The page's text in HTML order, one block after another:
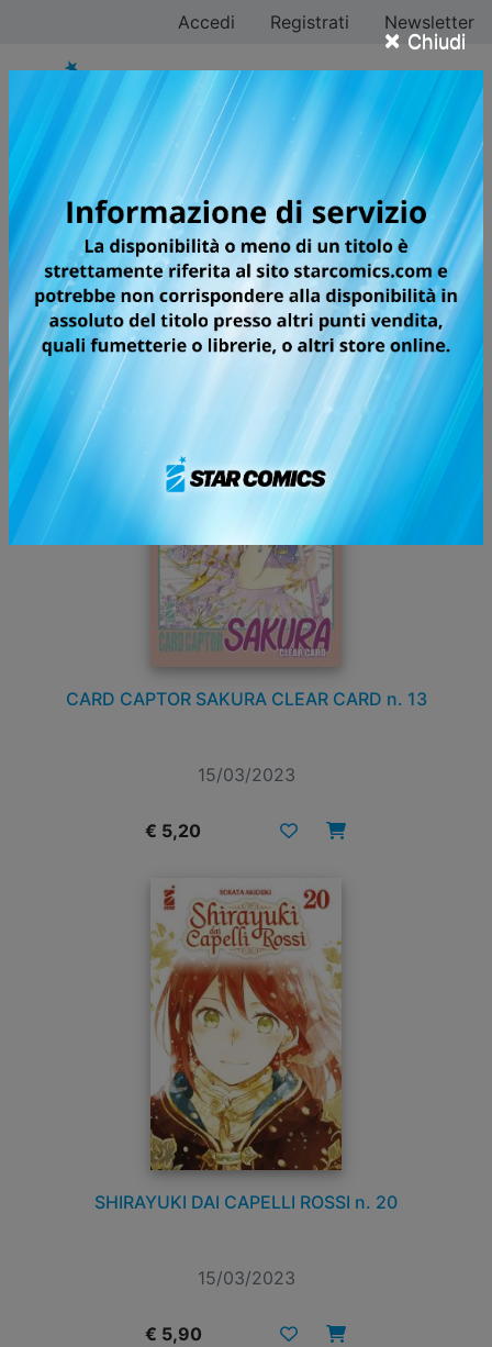
× Chiudi
Accedi Registrati Newsletter
Tutti i fumetti della
categoria Manga /
Shojo
Pagina 9 di 26
CARD CAPTOR SAKURA CLEAR CARD n. 13
15/03/2023
€ 5,20
SHIRAYUKI DAI CAPELLI ROSSI n. 20
15/03/2023
€ 5,90